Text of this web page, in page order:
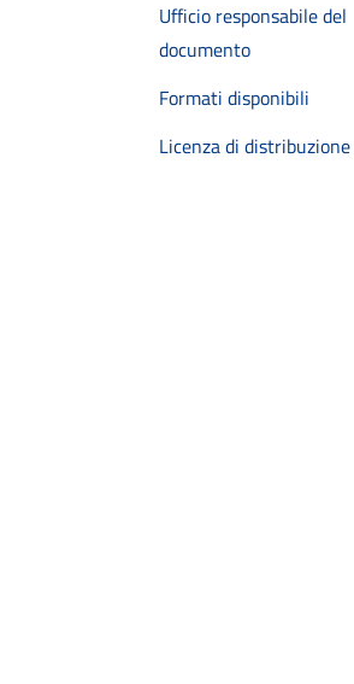
Ufficio responsabile del
documento
Formati disponibili
Licenza di distribuzione